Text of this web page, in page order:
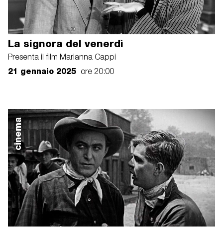
La signora del venerdì
Presenta il film Marianna Cappi
21 gennaio 2025 ore 20:00
cinema